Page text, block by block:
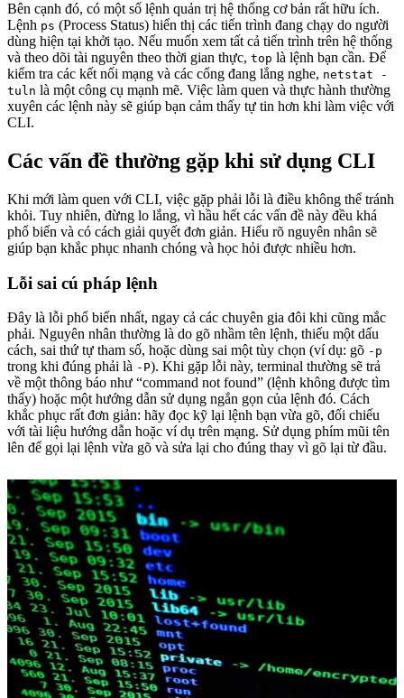
Bên cạnh đó, có một số lệnh quản trị hệ thống cơ bản rất hữu ích.
Lệnh ps (Process Status) hiển thị các tiến trình đang chạy do người
dùng hiện tại khởi tạo. Nếu muốn xem tất cả tiến trình trên hệ thống
và theo dõi tài nguyên theo thời gian thực, top là lệnh bạn cần. Để
kiểm tra các kết nối mạng và các cổng đang lắng nghe, netstat -
tuln là một công cụ mạnh mẽ. Việc làm quen và thực hành thường
xuyên các lệnh này sẽ giúp bạn cảm thấy tự tin hơn khi làm việc với
CLI.
Các vấn đề thường gặp khi sử dụng CLI
Khi mới làm quen với CLI, việc gặp phải lỗi là điều không thể tránh
khỏi. Tuy nhiên, đừng lo lắng, vì hầu hết các vấn đề này đều khá
phổ biến và có cách giải quyết đơn giản. Hiểu rõ nguyên nhân sẽ
giúp bạn khắc phục nhanh chóng và học hỏi được nhiều hơn.
Lỗi sai cú pháp lệnh
Đây là lỗi phổ biến nhất, ngay cả các chuyên gia đôi khi cũng mắc
phải. Nguyên nhân thường là do gõ nhầm tên lệnh, thiếu một dấu
cách, sai thứ tự tham số, hoặc dùng sai một tùy chọn (ví dụ: gõ -p
trong khi đúng phải là -P). Khi gặp lỗi này, terminal thường sẽ trả
về một thông báo như “command not found” (lệnh không được tìm
thấy) hoặc một hướng dẫn sử dụng ngắn gọn của lệnh đó. Cách
khắc phục rất đơn giản: hãy đọc kỹ lại lệnh bạn vừa gõ, đối chiếu
với tài liệu hướng dẫn hoặc ví dụ trên mạng. Sử dụng phím mũi tên
lên để gọi lại lệnh vừa gõ và sửa lại cho đúng thay vì gõ lại từ đầu.